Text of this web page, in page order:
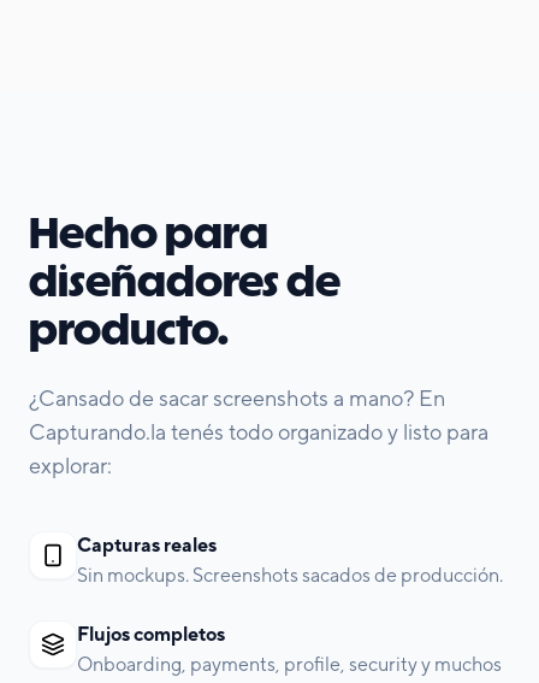
Hecho para
diseñadores de
producto.
¿Cansado de sacar screenshots a mano? En
Capturando.la tenés todo organizado y listo para
explorar:
Capturas reales
Sin mockups. Screenshots sacados de producción.
Flujos completos
Onboarding, payments, profile, security y muchos